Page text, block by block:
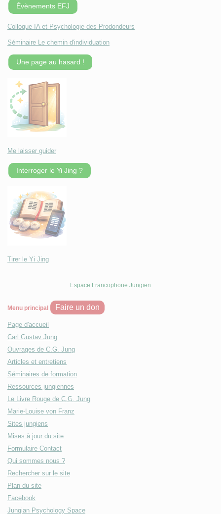
Évènements EFJ
Colloque IA et Psychologie des Prodondeurs
Séminaire Le chemin d'individuation
Une page au hasard !
Me laisser guider
Interroger le Yi Jing ?
Tirer le Yi Jing
Espace Francophone Jungien
Menu principal Faire un don
Page d'accueil
Carl Gustav Jung
Ouvrages de C.G. Jung
Articles et entretiens
Séminaires de formation
Ressources jungiennes
Le Livre Rouge de C.G. Jung
Marie-Louise von Franz
Sites jungiens
Mises à jour du site
Formulaire Contact
Qui sommes nous ?
Rechercher sur le site
Plan du site
Facebook
Jungian Psychology Space